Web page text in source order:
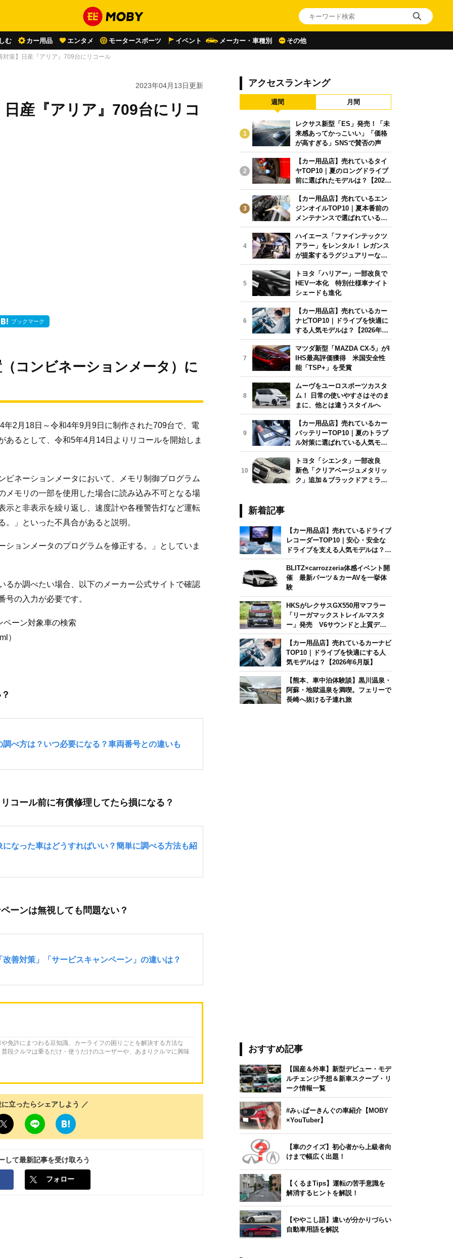
む カー用品 エンタメ モータースポーツ イベント メーカー・車種別 その他
対策】日産『アリア』709台にリコール
2023年04月13日更新
日産『アリア』709台にリコ
ブックマーク
コンビネーションメータ）に
2月18日～令和4年9月9日に制作された709台で、電
るとして、令和5年4月14日よりリコールを開始しま
ビネーションメータにおいて、メモリ制御プログラム
メモリの一部を使用した場合に読み込み不可となる場
示と非表示を繰り返し、速度計や各種警告灯など運転
」といった不具合があると説明。
ョンメータのプログラムを修正する。」としていま
るか調べたい場合、以下のメーカー公式サイトで確認
の入力が必要です。
ペーン対象車の検索
）
コール前に有償修理してたら損になる？
ーンは無視しても問題ない？
免許にまつわる豆知識、カーライフの困りごとを解決する方法な
段クルマは乗るだけ・使うだけのユーザーや、あまりクルマに興味
立ったらシェアしよう ／
して最新記事を受け取ろう
フォロー
アクセスランキング
週間 月間
1
レクサス新型「ES」発売！「未
来感あってかっこいい」「価格
が高すぎる」SNSで賛否の声
2
【カー用品店】売れているタイ
ヤTOP10｜夏のロングドライブ
前に選ばれたモデルは？【2026
年6月版】
3
【カー用品店】売れているエン
ジンオイルTOP10｜夏本番前の
メンテナンスで選ばれている人
気モデルは？【2026年6月版】
4
ハイエース「ファインテックツ
アラー」をレンタル！ レガンス
が提案するラグジュアリーな移
動体験
5
トヨタ「ハリアー」一部改良で
HEV一本化 特別仕様車ナイト
シェードも進化
6
【カー用品店】売れているカー
ナビTOP10｜ドライブを快適に
する人気モデルは？【2026年6
月版】
7
マツダ新型「MAZDA CX-5」がI
IHS最高評価獲得 米国安全性
能「TSP+」を受賞
8
ムーヴをユーロスポーツカスタ
ム！ 日常の使いやすさはそのま
まに、他とは違うスタイルへ
9
【カー用品店】売れているカー
バッテリーTOP10｜夏のトラブ
ル対策に選ばれている人気モデ
ルは？【2026年6月版】
10
トヨタ「シエンタ」一部改良
新色「クリアベージュメタリッ
ク」追加＆ブラックドアミラー
新着記事
【カー用品店】売れているドライブ
レコーダーTOP10｜安心・安全な
ドライブを支える人気モデルは？
【2026年6月版】
BLITZ×carrozzeria体感イベント開
催 最新パーツ＆カーAVを一挙体
験
HKSがレクサスGX550用マフラー
「リーガマックストレイルマスタ
ー」発売 V6サウンドと上質デザ
インを両立
【カー用品店】売れているカーナビ
TOP10｜ドライブを快適にする人
気モデルは？【2026年6月版】
【熊本、車中泊体験談】黒川温泉・
阿蘇・地獄温泉を満喫。フェリーで
長崎へ抜ける子連れ旅
おすすめ記事
【国産＆外車】新型デビュー・モデ
ルチェンジ予想＆新車スクープ・リ
ーク情報一覧
#みぃぱーきんぐの車紹介【MOBY
×YouTuber】
【車のクイズ】初心者から上級者向
けまで幅広く出題！
【くるまTips】運転の苦手意識を
解消するヒントを解説！
【ややこし語】違いが分かりづらい
自動車用語を解説